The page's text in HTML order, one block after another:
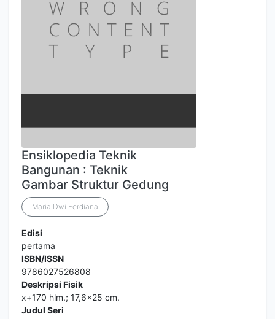
Ensiklopedia Teknik
Bangunan : Teknik
Gambar Struktur Gedung
Maria Dwi Ferdiana
Edisi
pertama
ISBN/ISSN
9786027526808
Deskripsi Fisik
x+170 hlm.; 17,6x25 cm.
Judul Seri